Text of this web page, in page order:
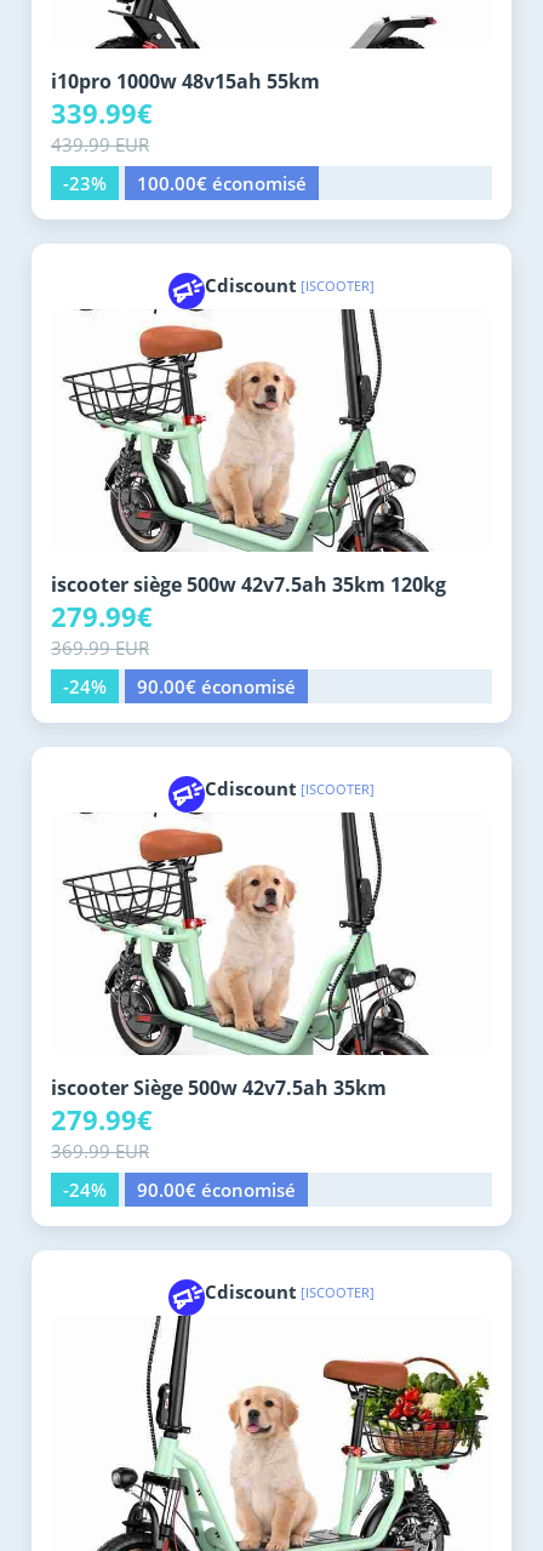
i10pro 1000w 48v15ah 55km
339.99€
439.99 EUR
-23%
100.00€ économisé
Cdiscount [ISCOOTER]
iscooter siège 500w 42v7.5ah 35km 120kg
279.99€
369.99 EUR
-24%
90.00€ économisé
Cdiscount [ISCOOTER]
iscooter Siège 500w 42v7.5ah 35km
279.99€
369.99 EUR
-24%
90.00€ économisé
Cdiscount [ISCOOTER]